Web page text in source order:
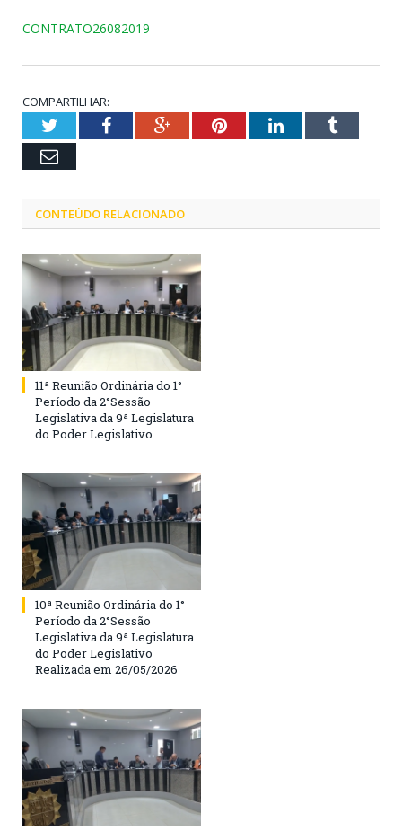
CONTRATO26082019
COMPARTILHAR:
TwitterFacebookGoogle+PinterestLinkedInTumblr
Email
CONTEÚDO RELACIONADO
11ª Reunião Ordinária do 1°
Período da 2°Sessão
Legislativa da 9ª Legislatura
do Poder Legislativo
10ª Reunião Ordinária do 1°
Período da 2°Sessão
Legislativa da 9ª Legislatura
do Poder Legislativo
Realizada em 26/05/2026